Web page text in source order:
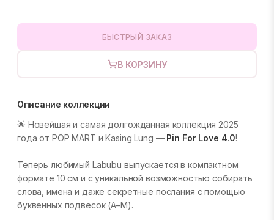
БЫСТРЫЙ ЗАКАЗ
В КОРЗИНУ
Описание коллекции
🌟 Новейшая и самая долгожданная коллекция 2025
года от POP MART и Kasing Lung — Pin For Love 4.0!
Теперь любимый Labubu выпускается в компактном
формате 10 см и с уникальной возможностью собирать
слова, имена и даже секретные послания с помощью
буквенных подвесок (A–M).